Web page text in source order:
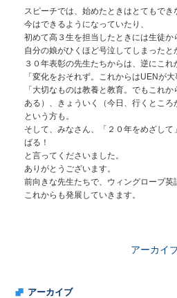
スピーチでは、始めたときはとてもで
今はできるようになっていたり、
初めて高３生を担当したときには生徒か
自分の娘がひくほど号泣してしまったと
３０年表彰の先生たちからは、逆にこれ
「変化をおそれず。これからはUENが
「大切なものは教養と教育。でもこれ
ある）、きょういく（今日、行くところ
という方も。
そして、みなさん、「２０年をめざし
ばる！
と言ってくださいました。
ありがとうございます。
前向きな先生たちで、ウィングローブ英
これからも発展していきます。
アーカイ
アーカイブ